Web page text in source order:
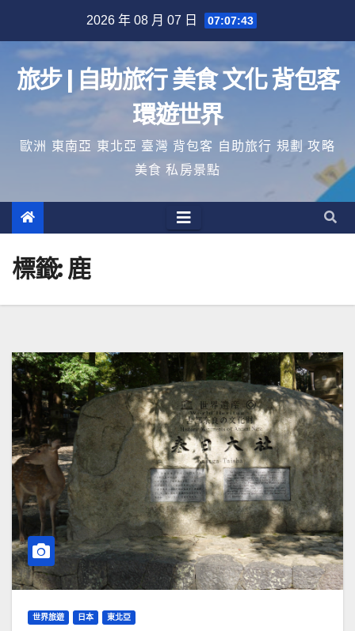
content
2026 年 08 月 07 日 07:07:43
旅步 | 自助旅行 美食 文化 背包客
環遊世界
歐洲 東南亞 東北亞 臺灣 背包客 自助旅行 規劃 攻略
美食 私房景點
標籤:鹿
世界旅遊 日本 東北亞